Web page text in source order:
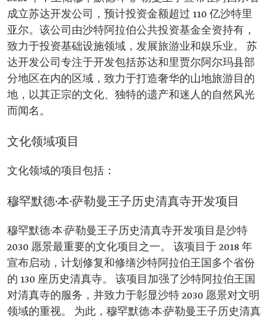
成立苏达开发公司，预计投资金额超过 110 亿沙特里
亚尔。该公司由沙特阿拉伯公共投资基金全资持有，
致力于投资基础设施领域，发展旅游业和娱乐业。 苏
达开发公司专注于开发包括苏达和里贾尔阿尔玛县部
分地区在内的区域，致力于打造奢华的山地旅游目的
地，以其正宗的文化、独特的遗产和迷人的自然风光
而闻名。
文化领域项目
文化领域的项目包括：
穆罕默德·本·萨勒曼王子历史清真寺开发项目
穆罕默德·本·萨勒曼王子历史清真寺开发项目是沙特
2030 愿景最重要的文化项目之一。 该项目于 2018 年
宣布启动，计划修复和修缮沙特阿拉伯王国多个省份
的 130 座历史清真寺。 该项目加强了沙特阿拉伯王国
对清真寺的服务，并致力于彰显沙特 2030 愿景对文明
领域的重视。 为此，穆罕默德·本·萨勒曼王子历史清真